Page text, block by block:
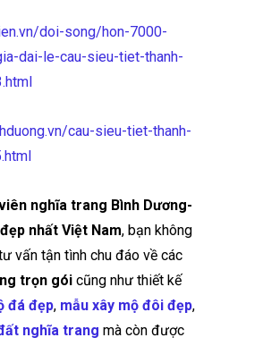
doi-song/hon-7000-
dai-le-cau-sieu-tiet-thanh-
cau-sieu-tiet-thanh-
nghĩa trang Bình Dương-
nhất Việt Nam, bạn không
vấn tận tình chu đáo về các
trọn gói cũng như thiết kế
đá đẹp, mẫu xây mộ đôi đẹp,
nghĩa trang mà còn được